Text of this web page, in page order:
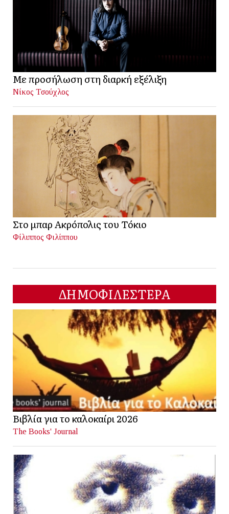
Με προσήλωση στη διαρκή εξέλιξη
Νίκος Τσούχλος
Στο μπαρ Ακρόπολις του Τόκιο
Φίλιππος Φιλίππου
ΔΗΜΟΦΙΛΕΣΤΕΡΑ
Βιβλία για το καλοκαίρι 2026
The Books' Journal